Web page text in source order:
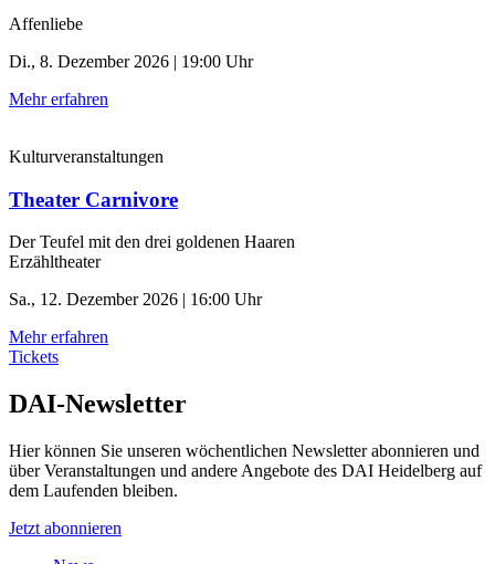
Affenliebe
Di., 8. Dezember 2026 | 19:00 Uhr
Mehr erfahren
Kulturveranstaltungen
Theater Carnivore
Der Teufel mit den drei goldenen Haaren
Erzähltheater
Sa., 12. Dezember 2026 | 16:00 Uhr
Mehr erfahren
Tickets
DAI-Newsletter
Hier können Sie unseren wöchentlichen Newsletter abonnieren und
über Veranstaltungen und andere Angebote des DAI Heidelberg auf
dem Laufenden bleiben.
Jetzt abonnieren